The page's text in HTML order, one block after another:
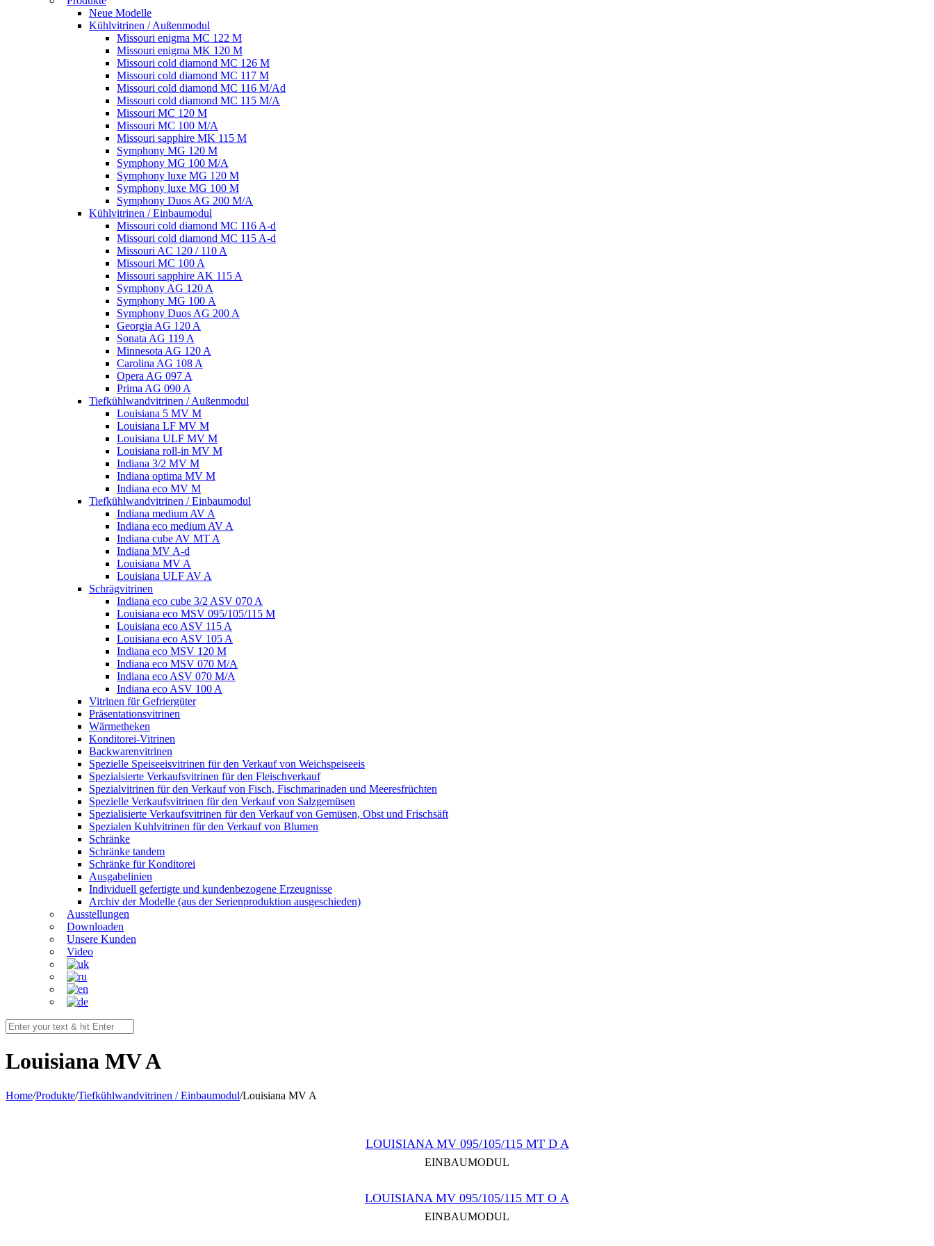
Neue Modelle
Kühlvitrinen / Außenmodul
Missouri enigma MC 122 M
Missouri enigma MK 120 M
Missouri cold diamond MC 126 M
Missouri cold diamond MC 117 M
Missouri cold diamond MC 116 M/Ad
Missouri cold diamond MC 115 M/A
Missouri MC 120 M
Missouri MC 100 M/A
Missouri sapphire MK 115 M
Symphony MG 120 M
Symphony MG 100 M/А
Symphony luxe MG 120 M
Symphony luxe MG 100 M
Symphony Duos AG 200 M/A
Kühlvitrinen / Einbaumodul
Missouri cold diamond MC 116 A-d
Missouri cold diamond MC 115 A-d
Missouri AC 120 / 110 A
Missouri MC 100 A
Missouri sapphire AK 115 A
Symphony AG 120 A
Symphony MG 100 А
Symphony Duos AG 200 A
Georgia AG 120 A
Sonata AG 119 A
Minnesota AG 120 A
Carolina AG 108 A
Opera AG 097 A
Prima AG 090 A
Tiefkühlwandvitrinen / Außenmodul
Louisiana 5 MV M
Louisiana LF MV M
Louisiana ULF MV M
Louisiana roll-in MV M
Indiana 3/2 MV M
Indiana optima MV M
Indiana eco MV M
Tiefkühlwandvitrinen / Einbaumodul
Indiana medium AV A
Indiana eco medium AV A
Indiana cube AV MT A
Indiana MV A-d
Louisiana MV A
Louisiana ULF AV A
Schrägvitrinen
Indiana eco cube 3/2 ASV 070 A
Louisiana eco MSV 095/105/115 M
Louisiana eco ASV 115 A
Louisiana eco ASV 105 A
Indiana eco MSV 120 M
Indiana eco MSV 070 M/A
Indiana eco ASV 070 M/A
Indiana eco ASV 100 A
Vitrinen für Gefriergüter
Präsentationsvitrinen
Wärmetheken
Konditorei-Vitrinen
Backwarenvitrinen
Spezielle Speiseeisvitrinen für den Verkauf von Weichspeiseeis
Spezialsierte Verkaufsvitrinen für den Fleischverkauf
Spezialvitrinen für den Verkauf von Fisch, Fischmarinaden und Meeresfrüchten
Spezielle Verkaufsvitrinen für den Verkauf von Salzgemüsen
Spezialisierte Verkaufsvitrinen für den Verkauf von Gemüsen, Obst und Frischsäft
Spezialen Kuhlvitrinen für den Verkauf von Blumen
Schränke
Schränke tandem
Schränke für Konditorei
Ausgabelinien
Individuell gefertigte und kundenbezogene Erzeugnisse
Archiv der Modelle (aus der Serienproduktion ausgeschieden)
Ausstellungen
Downloaden
Unsere Kunden
Video
Louisiana MV A
Home/Produkte/Tiefkühlwandvitrinen / Einbaumodul/Louisiana MV A
LOUISIANA MV 095/105/115 MT D A
EINBAUMODUL
LOUISIANA MV 095/105/115 MT О A
EINBAUMODUL